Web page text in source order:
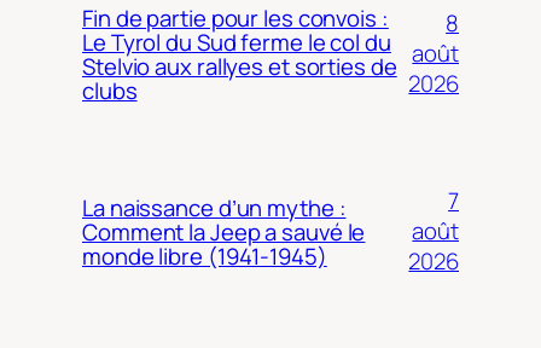
Fin de partie pour les convois :
Le Tyrol du Sud ferme le col du
Stelvio aux rallyes et sorties de
clubs
8
août
2026
La naissance d’un mythe :
Comment la Jeep a sauvé le
monde libre (1941-1945)
7
août
2026